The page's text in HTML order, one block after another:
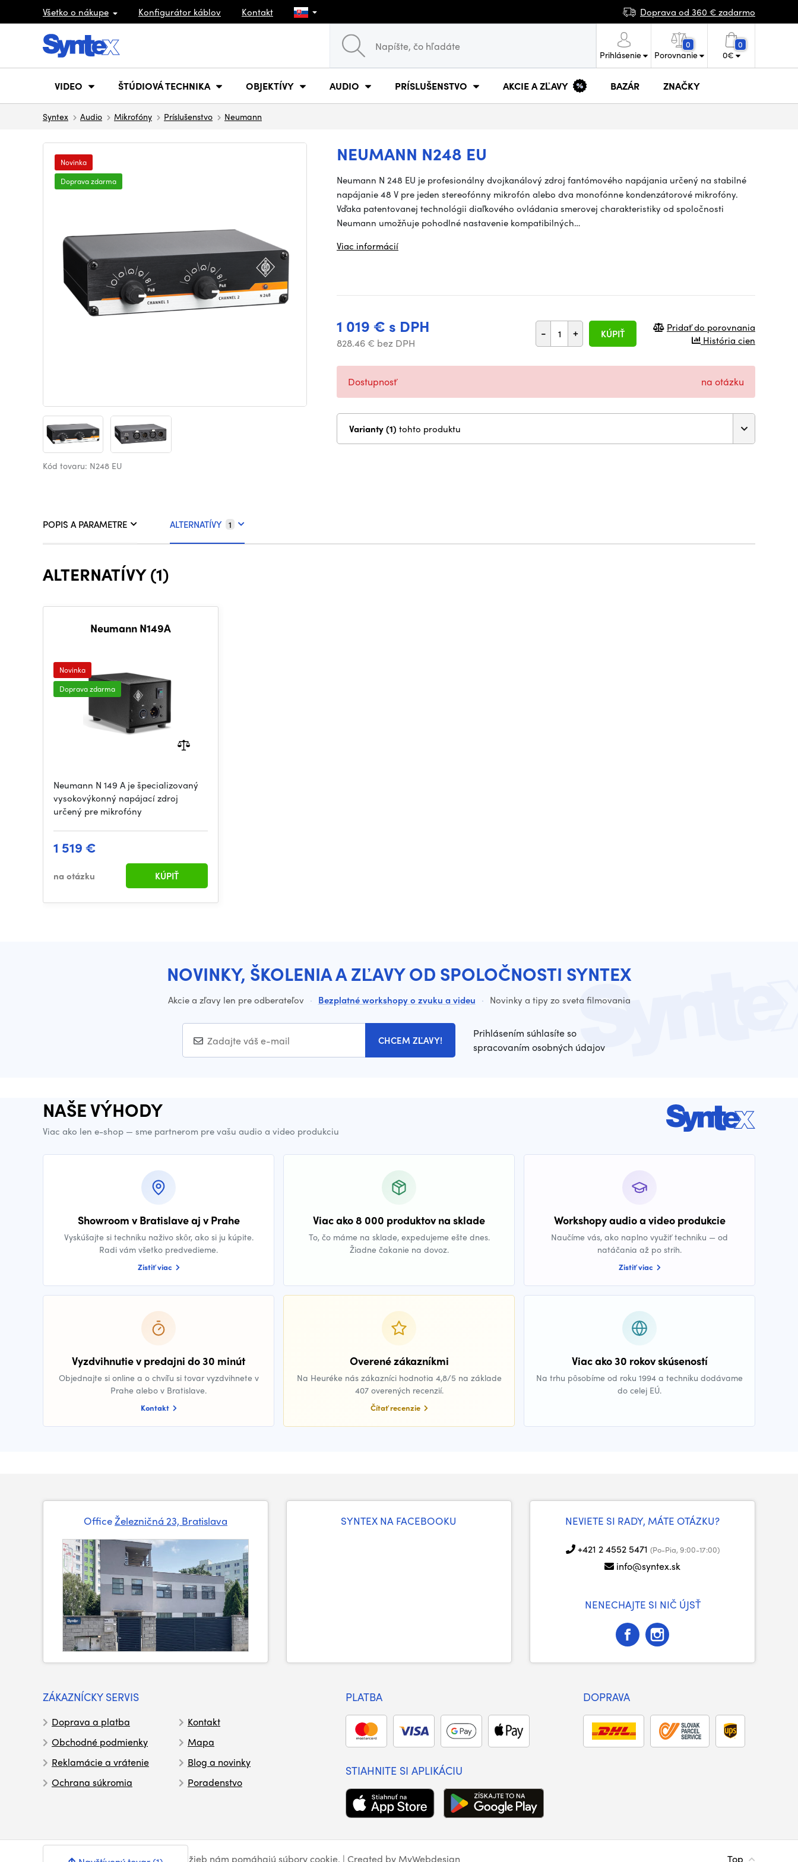
Všetko o nákupe Konfigurátor káblov Kontakt Doprava od 360 € zadarmo
Prihlásenie
0
Porovnanie
0
0€
VIDEO ŠTÚDIOVÁ TECHNIKA OBJEKTÍVY AUDIO PRÍSLUŠENSTVO AKCIE A ZĽAVY BAZÁR ZNAČKY
Syntex Audio Mikrofóny Príslušenstvo Neumann
NEUMANN N248 EU
Novinka
Doprava zdarma
Kód tovaru: N248 EU
Neumann N 248 EU je profesionálny dvojkanálový zdroj fantómového napájania určený na stabilné
napájanie 48 V pre jeden stereofónny mikrofón alebo dva monofónne kondenzátorové mikrofóny.
Vďaka patentovanej technológii diaľkového ovládania smerovej charakteristiky od spoločnosti
Neumann umožňuje pohodlné nastavenie kompatibilných…
Viac informácií
1 019 € s DPH
828.46 € bez DPH
- + KÚPIŤ
Pridať do porovnania
História cien
Dostupnosť na otázku
Varianty (1) tohto produktu
POPIS A PARAMETRE ALTERNATÍVY 1
ALTERNATÍVY (1)
Neumann N149A
Novinka
Doprava zdarma
Neumann N 149 A je špecializovaný
vysokovýkonný napájací zdroj
určený pre mikrofóny
1 519 €
na otázku KÚPIŤ
NOVINKY, ŠKOLENIA A ZĽAVY OD SPOLOČNOSTI SYNTEX
Akcie a zľavy len pre odberateľov · Bezplatné workshopy o zvuku a videu · Novinky a tipy zo sveta filmovania
CHCEM ZĽAVY!
Prihlásením súhlasíte so
spracovaním osobných údajov
NAŠE VÝHODY
Viac ako len e-shop — sme partnerom pre vašu audio a video produkciu
Showroom v Bratislave aj v Prahe
Vyskúšajte si techniku naživo skôr, ako si ju kúpite.
Radi vám všetko predvedieme.
Zistiť viac
Viac ako 8 000 produktov na sklade
To, čo máme na sklade, expedujeme ešte dnes.
Žiadne čakanie na dovoz.
Workshopy audio a video produkcie
Naučíme vás, ako naplno využiť techniku — od
natáčania až po strih.
Zistiť viac
Vyzdvihnutie v predajni do 30 minút
Objednajte si online a o chvíľu si tovar vyzdvihnete v
Prahe alebo v Bratislave.
Kontakt
Overené zákazníkmi
Na Heuréke nás zákazníci hodnotia 4,8/5 na základe
407 overených recenzií.
Čítať recenzie
Viac ako 30 rokov skúseností
Na trhu pôsobíme od roku 1994 a techniku dodávame
do celej EÚ.
OfficeŽelezničná 23, Bratislava SYNTEX NA FACEBOOKU NEVIETE SI RADY, MÁTE OTÁZKU?
+421 2 4552 5471 (Po-Pia, 9:00-17:00)
info@syntex.sk
NENECHAJTE SI NIČ ÚJSŤ
ZÁKAZNÍCKY SERVIS
Doprava a platba
Obchodné podmienky
Reklamácie a vrátenie
Ochrana súkromia
Kontakt
Mapa
Blog a novinky
Poradenstvo
PLATBA DOPRAVA
STIAHNITE SI APLIKÁCIU
© Syntex 2026. Pri poskytovaní služieb nám pomáhajú súbory cookie. | Created by MyWebdesign Top